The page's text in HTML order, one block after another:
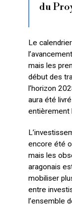
du
Le
mais les
début des
l’horizon
aura été
entièrement
encore été
mais les
aragonais
mobiliser
entre
l’ensemble